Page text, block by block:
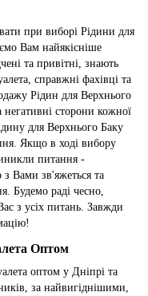
при виборі Рідини для
Вам найякісніше
та привітні, знають
справжні фахівці та
Рідин для Верхнього
негативні сторони кожної
для Верхнього Баку
Якщо в ході вибору
питання -
з Вами зв'яжеться та
Будемо раді чесно,
з усіх питань. Завжди
Оптом
оптом у Дніпрі та
за найвигіднішими,